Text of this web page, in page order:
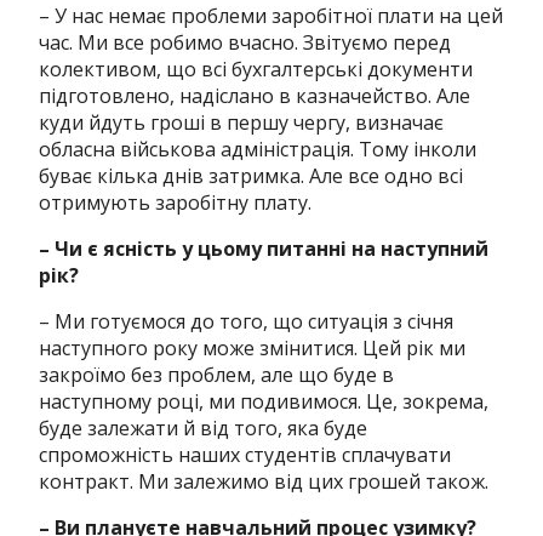
– У нас немає проблеми заробітної плати на цей
час. Ми все робимо вчасно. Звітуємо перед
колективом, що всі бухгалтерські документи
підготовлено, надіслано в казначейство. Але
куди йдуть гроші в першу чергу, визначає
обласна військова адміністрація. Тому інколи
буває кілька днів затримка. Але все одно всі
отримують заробітну плату.
– Чи є ясність у цьому питанні на наступний
рік?
– Ми готуємося до того, що ситуація з січня
наступного року може змінитися. Цей рік ми
закроїмо без проблем, але що буде в
наступному році, ми подивимося. Це, зокрема,
буде залежати й від того, яка буде
спроможність наших студентів сплачувати
контракт. Ми залежимо від цих грошей також.
– Ви плануєте навчальний процес узимку?